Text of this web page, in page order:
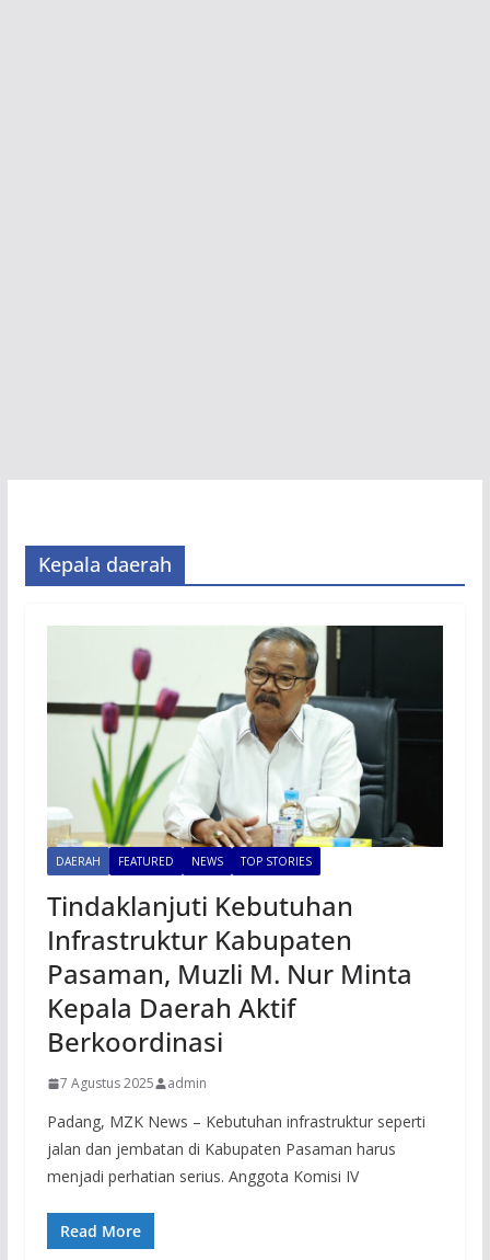
Kepala daerah
DAERAH FEATURED NEWS TOP STORIES
Tindaklanjuti Kebutuhan
Infrastruktur Kabupaten
Pasaman, Muzli M. Nur Minta
Kepala Daerah Aktif
Berkoordinasi
7 Agustus 2025 admin
Padang, MZK News – Kebutuhan infrastruktur seperti
jalan dan jembatan di Kabupaten Pasaman harus
menjadi perhatian serius. Anggota Komisi IV
Read More